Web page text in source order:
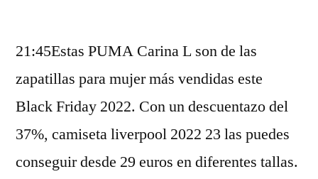
21:45Estas PUMA Carina L son de las
zapatillas para mujer más vendidas este
Black Friday 2022. Con un descuentazo del
37%, camiseta liverpool 2022 23 las puedes
conseguir desde 29 euros en diferentes tallas.